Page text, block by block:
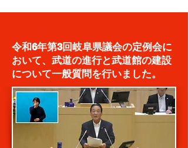
令和6年第3回岐阜県議会の定例会に
おいて、武道の進行と武道館の建設
について一般質問を行いました。